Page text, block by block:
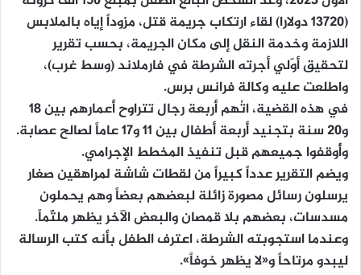
(13720 دولارا) لقاء ارتكاب جريمة قتل، مزوداً إياه بالملابس
اللازمة وخدمة النقل إلى مكان الجريمة، بحسب تقرير
لتحقيق أوّلي أجرته الشرطة في فارملاند (وسط غرب)،
واطلعت عليه وكالة فرانس برس.
في هذه القضية، اتُهم أربعة رجال تتراوح أعمارهم بين 18
و20 سنة بتجنيد أربعة أطفال بين 11 و17 عاماً لصالح عصابة.
وأُوقفوا جميعهم قبل تنفيذ المخطط الإجرامي.
ويضم التقرير عدداً كبيراً من لقطات شاشة لمراهقين صغار
يرسلون رسائل مصورة زائلة لبعضهم بعضاً وهم يحملون
مسدسات، بعضهم بلا قمصان والبعض الآخر يظهر ملثّماً.
وعندما استجوبته الشرطة، اعترف الطفل بأنه كتب الرسالة
ليبدو مرتاحاً و«لا يظهر خوفاً».